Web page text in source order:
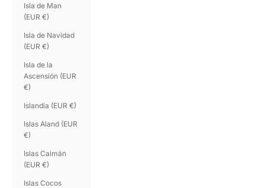
Isla de Man
(EUR €)
Isla de Navidad
(EUR €)
Isla de la
Ascensión (EUR
€)
Islandia (EUR €)
Islas Aland (EUR
€)
Islas Caimán
(EUR €)
Islas Cocos